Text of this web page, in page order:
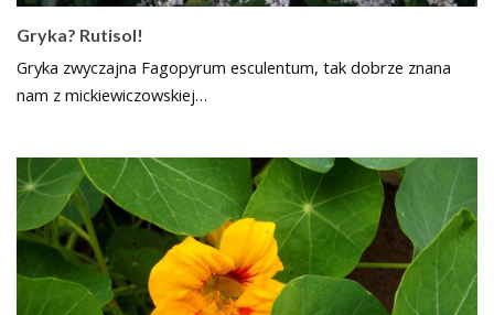
Gryka? Rutisol!
Gryka zwyczajna Fagopyrum esculentum, tak dobrze znana
nam z mickiewiczowskiej…